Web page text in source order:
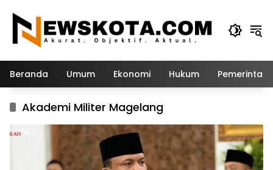
konten
Beranda Umum Ekonomi Hukum
Akademi Militer Magelang